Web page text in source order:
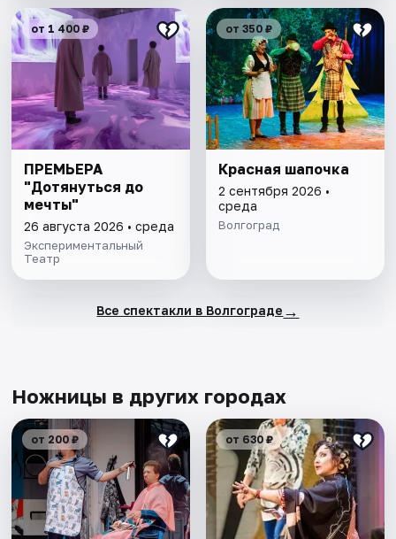
от 1 400 ₽
ПРЕМЬЕРА
"Дотянуться до
мечты"
26 августа 2026 • среда
Экспериментальный
Театр
от 350 ₽
Красная шапочка
2 сентября 2026 •
среда
Волгоград
Все спектакли в Волгограде →
Ножницы в других городах
от 200 ₽ от 630 ₽